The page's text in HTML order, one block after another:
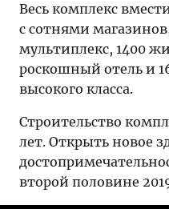
Весь комплекс
с сотнями
мультиплекс, 1400
роскошный отель и
высокого класса.
Строительство
лет. Открыть новое
второй половине